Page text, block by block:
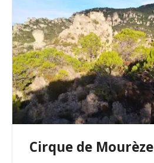
Cirque de Mourèze